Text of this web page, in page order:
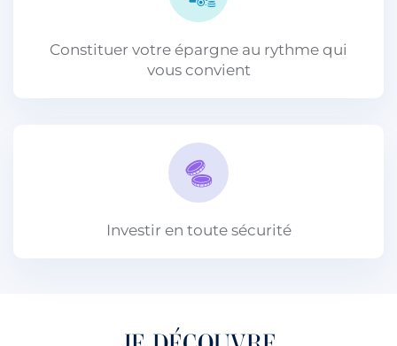
Constituer votre épargne au rythme qui
vous convient
Investir en toute sécurité